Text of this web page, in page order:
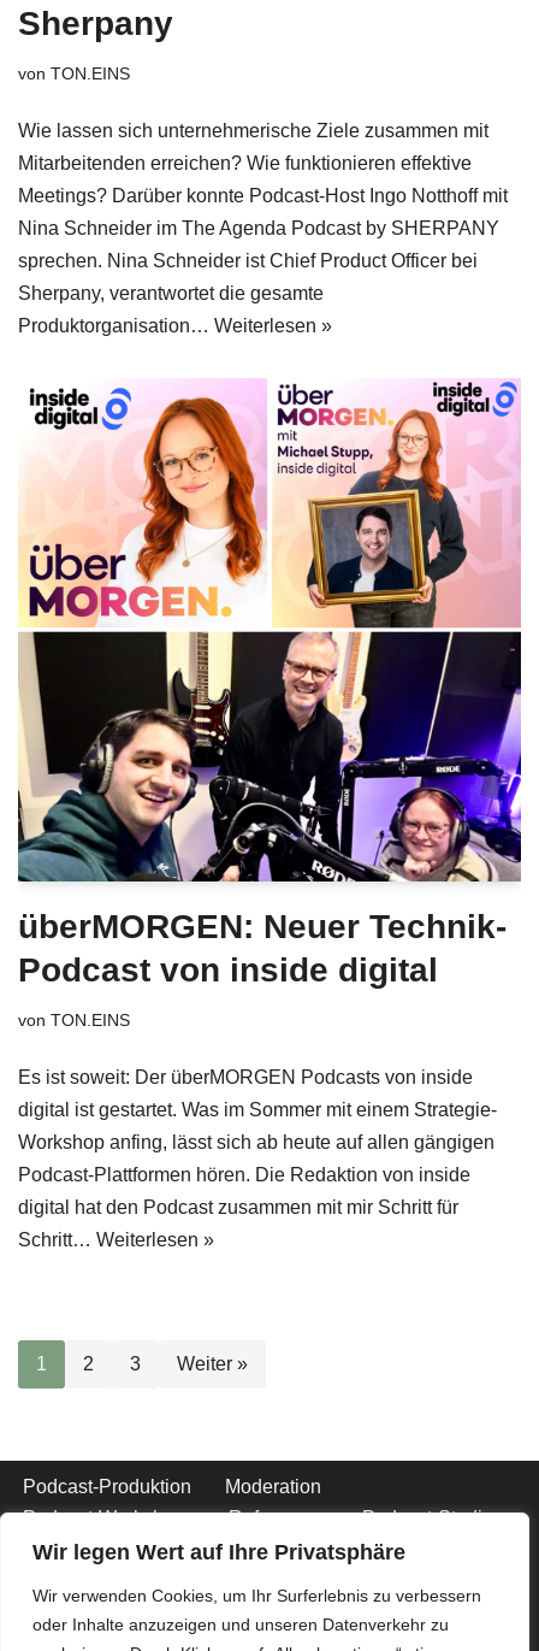
Wir legen Wert auf Ihre Privatsphäre
Wir verwenden Cookies, um Ihr Surferlebnis zu verbessern
oder Inhalte anzuzeigen und unseren Datenverkehr zu
Sherpany
von TON.EINS
Wie lassen sich unternehmerische Ziele zusammen mit
Mitarbeitenden erreichen? Wie funktionieren effektive
Meetings? Darüber konnte Podcast-Host Ingo Notthoff mit
Nina Schneider im The Agenda Podcast by SHERPANY
sprechen. Nina Schneider ist Chief Product Officer bei
Sherpany, verantwortet die gesamte
Produktorganisation… Weiterlesen »
überMORGEN: Neuer Technik-
Podcast von inside digital
von TON.EINS
Es ist soweit: Der überMORGEN Podcasts von inside
digital ist gestartet. Was im Sommer mit einem Strategie-
Workshop anfing, lässt sich ab heute auf allen gängigen
Podcast-Plattformen hören. Die Redaktion von inside
digital hat den Podcast zusammen mit mir Schritt für
Schritt… Weiterlesen »
1 2 3 Weiter »
Podcast-Produktion
Moderation
Podcast-Workshops
Referenzen
Podcast-Studio
Podcast-Jingles
Team Kontakt
Impressum
Datenschutzerklärung